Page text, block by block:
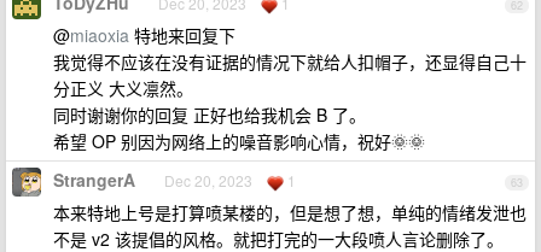
62
@miaoxia 特地来回复下
我觉得不应该在没有证据的情况下就给人扣帽子，还显得自己十
分正义 大义凛然。
同时谢谢你的回复 正好也给我机会 B 了。
希望 OP 别因为网络上的噪音影响心情，祝好🌞🌞
63
StrangerA Dec 20, 2023 1
本来特地上号是打算喷某楼的，但是想了想，单纯的情绪发泄也
不是 v2 该提倡的风格。就把打完的一大段喷人言论删除了。